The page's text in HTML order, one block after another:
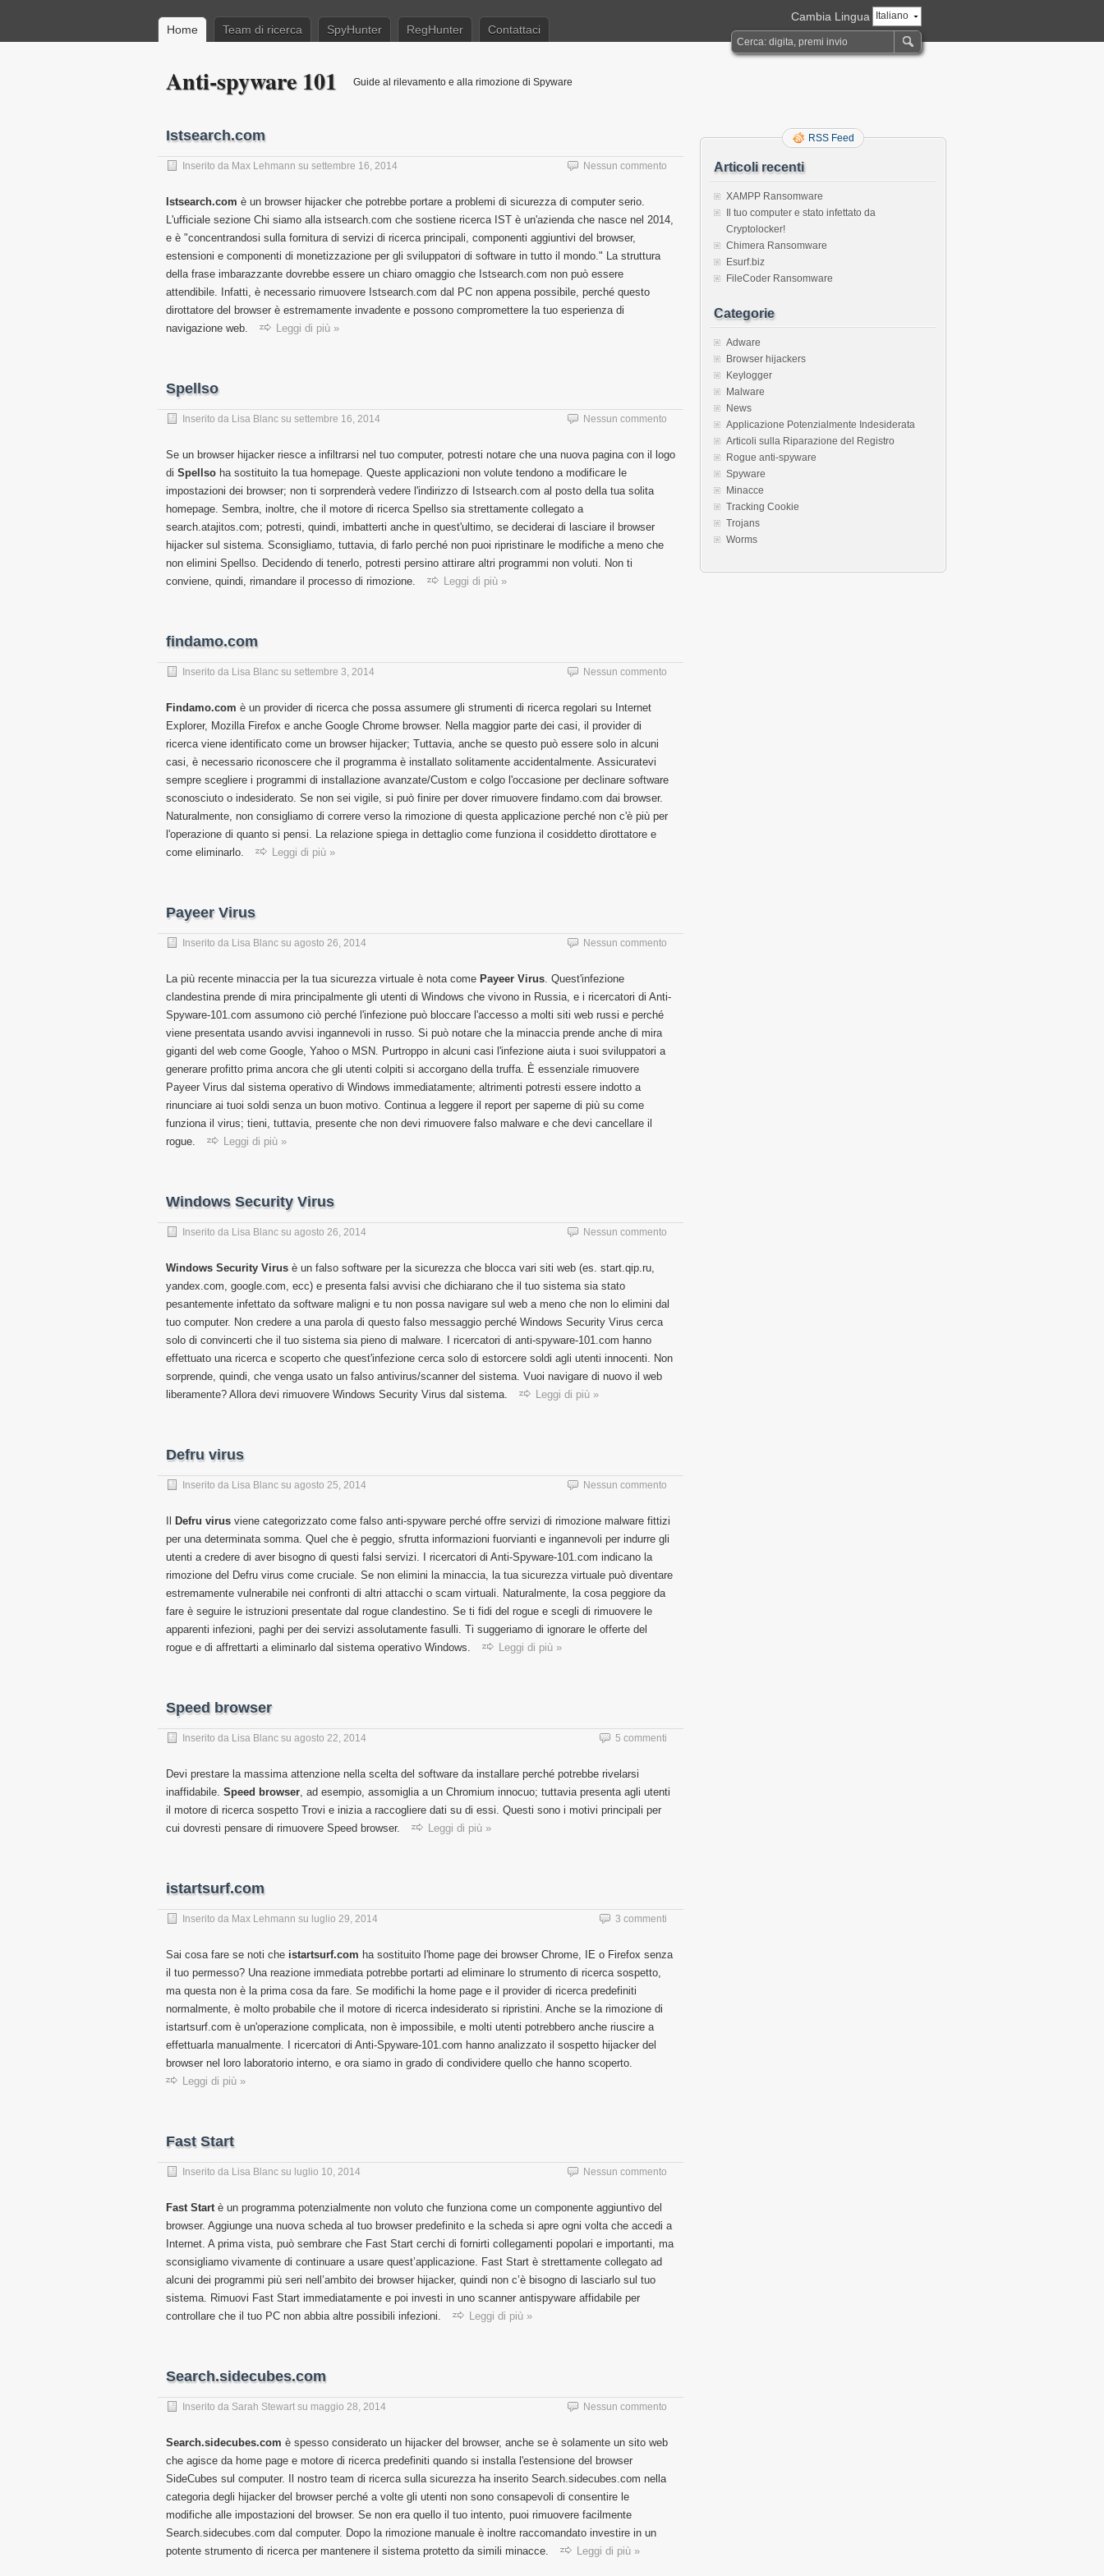
Italiano
Cambia Lingua
Home
Team di ricerca SpyHunter RegHunter Contattaci
Anti-spyware 101 Guide al rilevamento e alla rimozione di Spyware
Istsearch.com
Inserito da Max Lehmann su settembre 16, 2014 Nessun commento
Istsearch.com è un browser hijacker che potrebbe portare a problemi di sicurezza di computer serio.
L'ufficiale sezione Chi siamo alla istsearch.com che sostiene ricerca IST è un'azienda che nasce nel 2014,
e è "concentrandosi sulla fornitura di servizi di ricerca principali, componenti aggiuntivi del browser,
estensioni e componenti di monetizzazione per gli sviluppatori di software in tutto il mondo." La struttura
della frase imbarazzante dovrebbe essere un chiaro omaggio che Istsearch.com non può essere
attendibile. Infatti, è necessario rimuovere Istsearch.com dal PC non appena possibile, perché questo
dirottatore del browser è estremamente invadente e possono compromettere la tuo esperienza di
navigazione web.
Leggi di più »
Spellso
Inserito da Lisa Blanc su settembre 16, 2014 Nessun commento
Se un browser hijacker riesce a infiltrarsi nel tuo computer, potresti notare che una nuova pagina con il logo
di Spellso ha sostituito la tua homepage. Queste applicazioni non volute tendono a modificare le
impostazioni dei browser; non ti sorprenderà vedere l'indirizzo di Istsearch.com al posto della tua solita
homepage. Sembra, inoltre, che il motore di ricerca Spellso sia strettamente collegato a
search.atajitos.com; potresti, quindi, imbatterti anche in quest'ultimo, se deciderai di lasciare il browser
hijacker sul sistema. Sconsigliamo, tuttavia, di farlo perché non puoi ripristinare le modifiche a meno che
non elimini Spellso. Decidendo di tenerlo, potresti persino attirare altri programmi non voluti. Non ti
conviene, quindi, rimandare il processo di rimozione.
Leggi di più »
findamo.com
Inserito da Lisa Blanc su settembre 3, 2014 Nessun commento
Findamo.com è un provider di ricerca che possa assumere gli strumenti di ricerca regolari su Internet
Explorer, Mozilla Firefox e anche Google Chrome browser. Nella maggior parte dei casi, il provider di
ricerca viene identificato come un browser hijacker; Tuttavia, anche se questo può essere solo in alcuni
casi, è necessario riconoscere che il programma è installato solitamente accidentalmente. Assicuratevi
sempre scegliere i programmi di installazione avanzate/Custom e colgo l'occasione per declinare software
sconosciuto o indesiderato. Se non sei vigile, si può finire per dover rimuovere findamo.com dai browser.
Naturalmente, non consigliamo di correre verso la rimozione di questa applicazione perché non c'è più per
l'operazione di quanto si pensi. La relazione spiega in dettaglio come funziona il cosiddetto dirottatore e
come eliminarlo.
Leggi di più »
Payeer Virus
Inserito da Lisa Blanc su agosto 26, 2014 Nessun commento
La più recente minaccia per la tua sicurezza virtuale è nota come Payeer Virus. Quest'infezione
clandestina prende di mira principalmente gli utenti di Windows che vivono in Russia, e i ricercatori di Anti-
Spyware-101.com assumono ciò perché l'infezione può bloccare l'accesso a molti siti web russi e perché
viene presentata usando avvisi ingannevoli in russo. Si può notare che la minaccia prende anche di mira
giganti del web come Google, Yahoo o MSN. Purtroppo in alcuni casi l'infezione aiuta i suoi sviluppatori a
generare profitto prima ancora che gli utenti colpiti si accorgano della truffa. È essenziale rimuovere
Payeer Virus dal sistema operativo di Windows immediatamente; altrimenti potresti essere indotto a
rinunciare ai tuoi soldi senza un buon motivo. Continua a leggere il report per saperne di più su come
funziona il virus; tieni, tuttavia, presente che non devi rimuovere falso malware e che devi cancellare il
rogue.
Leggi di più »
Windows Security Virus
Inserito da Lisa Blanc su agosto 26, 2014 Nessun commento
Windows Security Virus è un falso software per la sicurezza che blocca vari siti web (es. start.qip.ru,
yandex.com, google.com, ecc) e presenta falsi avvisi che dichiarano che il tuo sistema sia stato
pesantemente infettato da software maligni e tu non possa navigare sul web a meno che non lo elimini dal
tuo computer. Non credere a una parola di questo falso messaggio perché Windows Security Virus cerca
solo di convincerti che il tuo sistema sia pieno di malware. I ricercatori di anti-spyware-101.com hanno
effettuato una ricerca e scoperto che quest'infezione cerca solo di estorcere soldi agli utenti innocenti. Non
sorprende, quindi, che venga usato un falso antivirus/scanner del sistema. Vuoi navigare di nuovo il web
liberamente? Allora devi rimuovere Windows Security Virus dal sistema.
Leggi di più »
Defru virus
Inserito da Lisa Blanc su agosto 25, 2014 Nessun commento
Defru virus viene categorizzato come falso anti-spyware perché offre servizi di rimozione malware fittizi
per una determinata somma. Quel che è peggio, sfrutta informazioni fuorvianti e ingannevoli per indurre gli
utenti a credere di aver bisogno di questi falsi servizi. I ricercatori di Anti-Spyware-101.com indicano la
rimozione del Defru virus come cruciale. Se non elimini la minaccia, la tua sicurezza virtuale può diventare
estremamente vulnerabile nei confronti di altri attacchi o scam virtuali. Naturalmente, la cosa peggiore da
fare è seguire le istruzioni presentate dal rogue clandestino. Se ti fidi del rogue e scegli di rimuovere le
apparenti infezioni, paghi per dei servizi assolutamente fasulli. Ti suggeriamo di ignorare le offerte del
rogue e di affrettarti a eliminarlo dal sistema operativo Windows.
Leggi di più »
Speed browser
Inserito da Lisa Blanc su agosto 22, 2014 5 commenti
Devi prestare la massima attenzione nella scelta del software da installare perché potrebbe rivelarsi
inaffidabile. Speed browser, ad esempio, assomiglia a un Chromium innocuo; tuttavia presenta agli utenti
il motore di ricerca sospetto Trovi e inizia a raccogliere dati su di essi. Questi sono i motivi principali per
cui dovresti pensare di rimuovere Speed browser.
Leggi di più »
istartsurf.com
Inserito da Max Lehmann su luglio 29, 2014 3 commenti
Sai cosa fare se noti che istartsurf.com ha sostituito l'home page dei browser Chrome, IE o Firefox senza
il tuo permesso? Una reazione immediata potrebbe portarti ad eliminare lo strumento di ricerca sospetto,
ma questa non è la prima cosa da fare. Se modifichi la home page e il provider di ricerca predefiniti
normalmente, è molto probabile che il motore di ricerca indesiderato si ripristini. Anche se la rimozione di
istartsurf.com è un'operazione complicata, non è impossibile, e molti utenti potrebbero anche riuscire a
effettuarla manualmente. I ricercatori di Anti-Spyware-101.com hanno analizzato il sospetto hijacker del
browser nel loro laboratorio interno, e ora siamo in grado di condividere quello che hanno scoperto.
Leggi di più »
Fast Start
Inserito da Lisa Blanc su luglio 10, 2014 Nessun commento
Fast Startè un programma potenzialmente non voluto che funziona come un componente aggiuntivo del
browser. Aggiunge una nuova scheda al tuo browser predefinito e la scheda si apre ogni volta che accedi a
Internet. A prima vista, può sembrare che Fast Start cerchi di fornirti collegamenti popolari e importanti, ma
sconsigliamo vivamente di continuare a usare quest’applicazione. Fast Start è strettamente collegato ad
alcuni dei programmi più seri nell’ambito dei browser hijacker, quindi non c’è bisogno di lasciarlo sul tuo
sistema. Rimuovi Fast Start immediatamente e poi investi in uno scanner antispyware affidabile per
controllare che il tuo PC non abbia altre possibili infezioni.
Leggi di più »
Search.sidecubes.com
Inserito da Sarah Stewart su maggio 28, 2014 Nessun commento
Search.sidecubes.com è spesso considerato un hijacker del browser, anche se è solamente un sito web
che agisce da home page e motore di ricerca predefiniti quando si installa l'estensione del browser
SideCubes sul computer. Il nostro team di ricerca sulla sicurezza ha inserito Search.sidecubes.com nella
categoria degli hijacker del browser perché a volte gli utenti non sono consapevoli di consentire le
modifiche alle impostazioni del browser. Se non era quello il tuo intento, puoi rimuovere facilmente
Search.sidecubes.com dal computer. Dopo la rimozione manuale è inoltre raccomandato investire in un
potente strumento di ricerca per mantenere il sistema protetto da simili minacce.
Leggi di più »
RSS Feed
Articoli recenti
XAMPP Ransomware
Il tuo computer e stato infettato da
Cryptolocker!
Chimera Ransomware
Esurf.biz
FileCoder Ransomware
Categorie
Adware
Browser hijackers
Keylogger
Malware
News
Applicazione Potenzialmente Indesiderata
Articoli sulla Riparazione del Registro
Rogue anti-spyware
Spyware
Minacce
Tracking Cookie
Trojans
Worms